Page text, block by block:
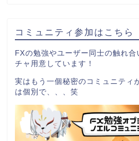
コミュニティ参加はこちら
FXの勉強やユーザー同士の触れ
チャ用意しています！
実はもう一個秘密のコミュニティ
は個別で、、、笑